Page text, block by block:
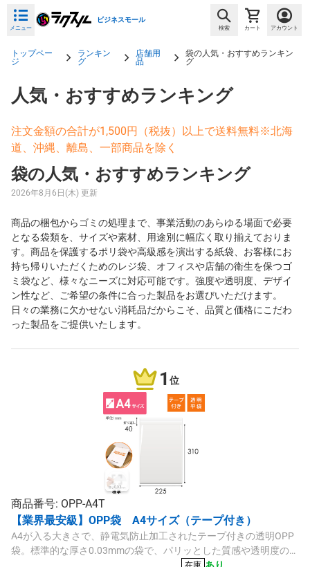
メニュー
ビジネスモール
検索 カート アカウント
トップペー
ジ
ランキン
グ
店舗用
品
袋の人気・おすすめランキン
グ
人気・おすすめランキング
注文金額の合計が1,500円（税抜）以上で送料無料※北海
道、沖縄、離島、一部商品を除く
袋の人気・おすすめランキング
2026年8月6日(木) 更新
商品の梱包からゴミの処理まで、事業活動のあらゆる場面で必要
となる袋類を、サイズや素材、用途別に幅広く取り揃えておりま
す。商品を保護するポリ袋や高級感を演出する紙袋、お客様にお
持ち帰りいただくためのレジ袋、オフィスや店舗の衛生を保つゴ
ミ袋など、様々なニーズに対応可能です。強度や透明度、デザイ
ン性など、ご希望の条件に合った製品をお選びいただけます。
日々の業務に欠かせない消耗品だからこそ、品質と価格にこだわ
った製品をご提供いたします。
1 位
商品番号: OPP-A4T
【業界最安級】OPP袋 A4サイズ（テープ付き）
A4が入る大きさで、静電気防止加工されたテープ付きの透明OPP
袋。標準的な厚さ0.03mmの袋で、パリッとした質感や透明度の高